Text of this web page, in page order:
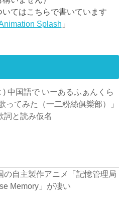
てはこちらで書いています
Splash 」
) 中国語で いーあるふぁんくら
ってみた（一二粉絲俱樂部）」
詞と読み仮名
の自主製作アニメ「記憶管理局
Memory」が凄い